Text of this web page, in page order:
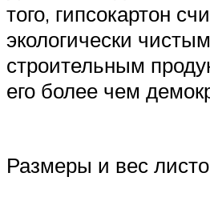
того, гипсокартон
экологически чистым
строительным
его более чем
Размеры и вес